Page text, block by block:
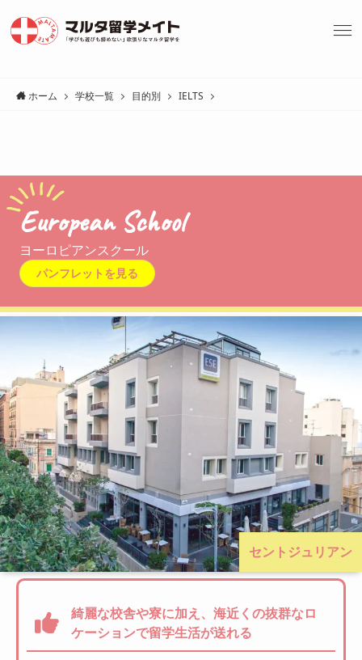
ホーム 学校一覧 目的別 IELTS
European School
ヨーロピアンスクール
パンフレットを見る
セントジュリアン
綺麗な校舎や寮に加え、海近くの抜群なロ
ケーションで留学生活が送れる